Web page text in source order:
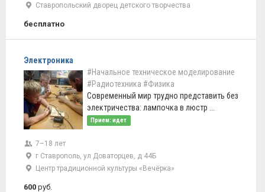
Ставропольский дворец детского творчества
бесплатно
Электроника
#Начальное техническое моделирование
#Радиотехника #Физика
Современный мир трудно представить без
электричества: лампочка в люстр ...
Прием: идет
7–18 лет
г Ставрополь, ул Доваторцев, д 44Б
Центр традиционной культуры «Вечёрка»
600 руб.